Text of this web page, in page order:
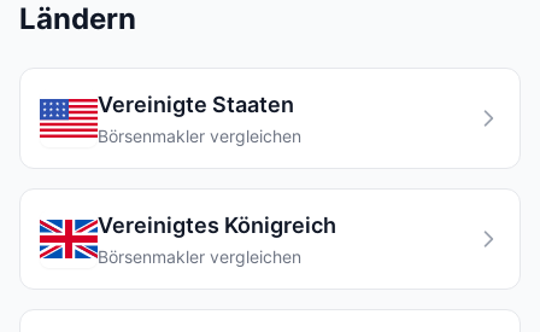
Ländern
Vereinigte Staaten
Börsenmakler vergleichen
Vereinigtes Königreich
Börsenmakler vergleichen